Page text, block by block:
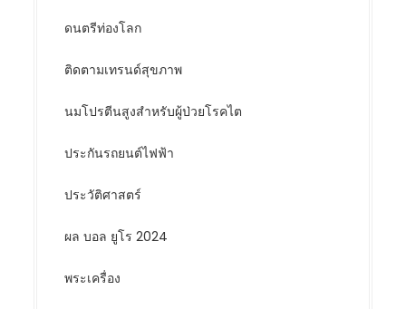
ดนตรีท่องโลก
ติดตามเทรนด์สุขภาพ
นมโปรตีนสูงสำหรับผู้ป่วยโรคไต
ประกันรถยนต์ไฟฟ้า
ประวัติศาสตร์
ผล บอล ยูโร 2024
พระเครื่อง